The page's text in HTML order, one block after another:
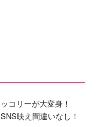
コリーが大変身！
映え間違いなし！